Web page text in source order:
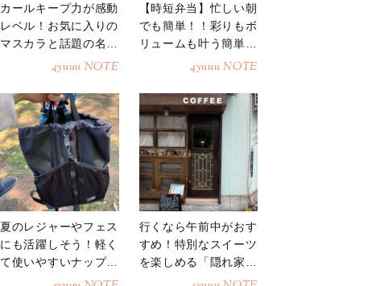
カールキープ力が感動
レベル！お気に入りの
マスカラと話題の名品
4yuuu NOTE
【時短弁当】忙しい朝
でも簡単！！彩りもボ
リュームも叶う簡単そ
4yuuu NOTE
夏のレジャーやフェス
にも活躍しそう！軽く
て使いやすいナップサ
行くなら午前中がおす
すめ！特別なスイーツ
を楽しめる「隠れ家カ